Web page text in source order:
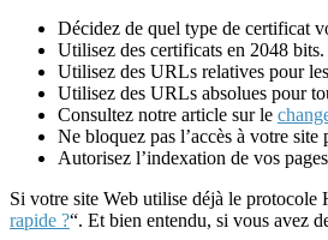
Décidez de quel type de certificat
Utilisez des certificats en 2048 bits.
Utilisez des URLs relatives pour
Utilisez des URLs absolues pour
Consultez notre article sur le
Ne bloquez pas l’accès à votre
Autorisez l’indexation de vos
Si votre site Web utilise déjà le protocole
rapide ?“. Et bien entendu, si vous avez